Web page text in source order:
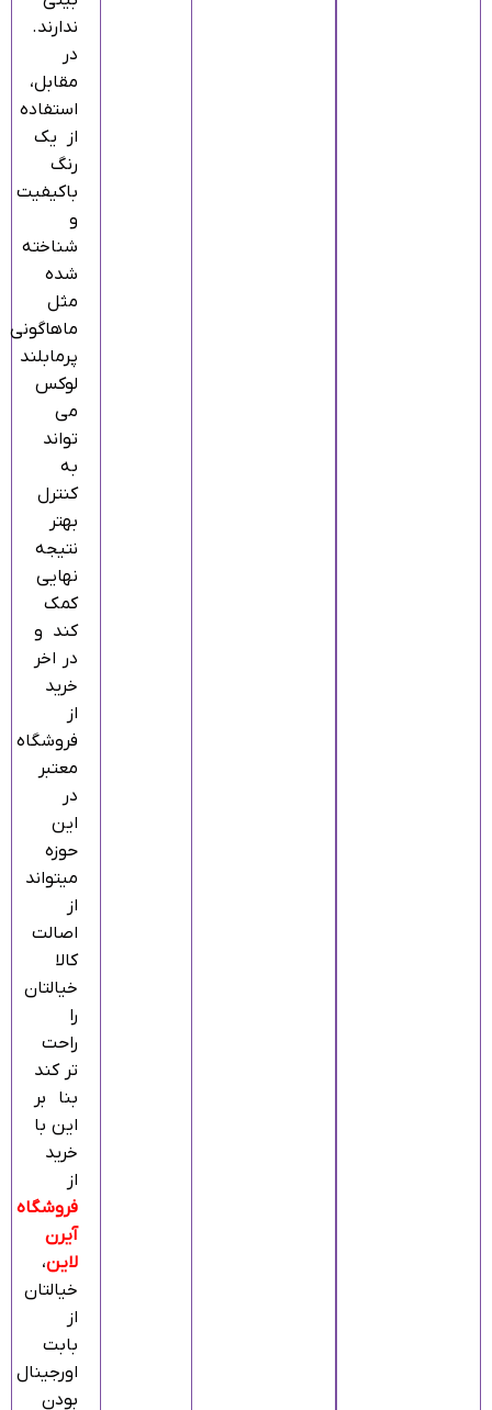
ندارند.
در
مقابل،
استفاده
از یک
رنگ
باکیفیت
و
شناخته‌
شده
مثل
ماهاگونی
پرمابلند
لوکس
می‌
تواند
به
کنترل
بهتر
نتیجه
نهایی
کمک
کند و
در اخر
خرید
از
فروشگاه
معتبر
در
این
حوزه
میتواند
از
اصالت
کالا
خیالتان
را
راحت
تر کند
بنا بر
این با
خرید
از
فروشگاه
آیرن
لاین،
خیالتان
از
بابت
اورجینال
بودن